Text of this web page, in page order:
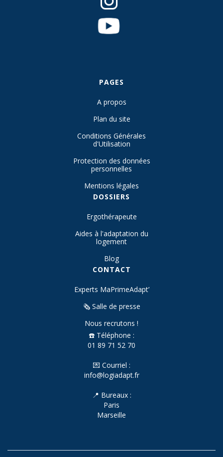
PAGES
A propos
Plan du site
Conditions Générales
d'Utilisation
Protection des données
personnelles
Mentions légales
DOSSIERS
Ergothérapeute
Aides à l'adaptation du
logement
Blog
CONTACT
Experts MaPrimeAdapt’
🗞️ Salle de presse
Nous recrutons !
☎️ Téléphone :
01 89 71 52 70
💌 Courriel :
info@logiadapt.fr
📍 Bureaux :
Paris
Marseille